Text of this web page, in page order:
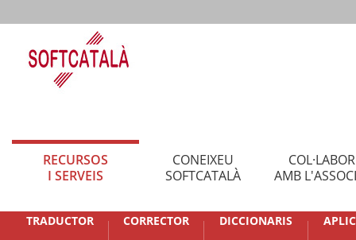
RECURSOS
I SERVEIS
CONEIXEU
SOFTCATALÀ
AMB
TRADUCTOR CORRECTOR DICCIONARIS